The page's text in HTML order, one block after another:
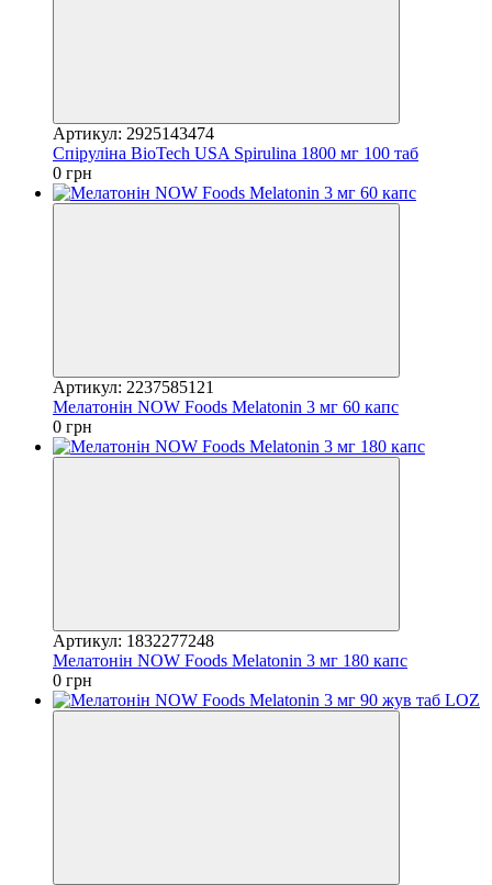
Артикул: 2925143474
Спіруліна BioTech USA Spirulina 1800 мг 100 таб
0 грн
Артикул: 2237585121
Мелатонін NOW Foods Melatonin 3 мг 60 капс
0 грн
Артикул: 1832277248
Мелатонін NOW Foods Melatonin 3 мг 180 капс
0 грн